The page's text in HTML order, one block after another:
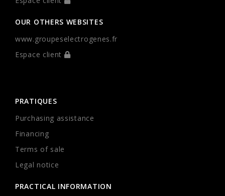
OUR OTHERS WEBSITES
www.groupeselectrogenes.fr
Espace client
PRATIQUES
Purchasing assistance
Financing
Terms of sale
Legal notice
PRACTICAL INFORMATION